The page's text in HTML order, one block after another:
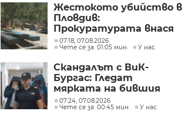
Жестокото убийство в
Пловдив:
Прокуратурата внася
искане „задържане под
стража“
07:18, 07.08.2026
Чете се за: 01:05 мин.
У нас
Скандалът с ВиК-
Бургас: Гледат
мярката на бившия
директор
07:24, 07.08.2026
Чете се за: 00:45 мин.
У нас